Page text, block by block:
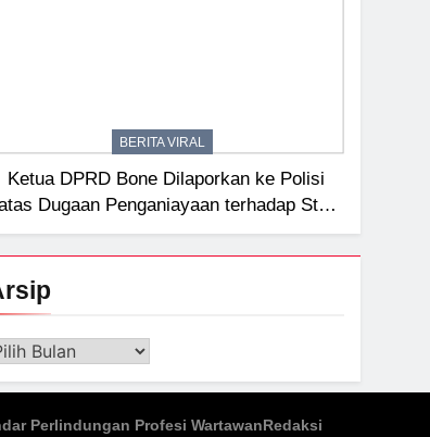
BERITA VIRAL
Ketua DPRD Bone Dilaporkan ke Polisi
Dugaan Penganiayaan terhadap Staf
Sekretariat
Perlindungan Profesi WartawanRedaksi